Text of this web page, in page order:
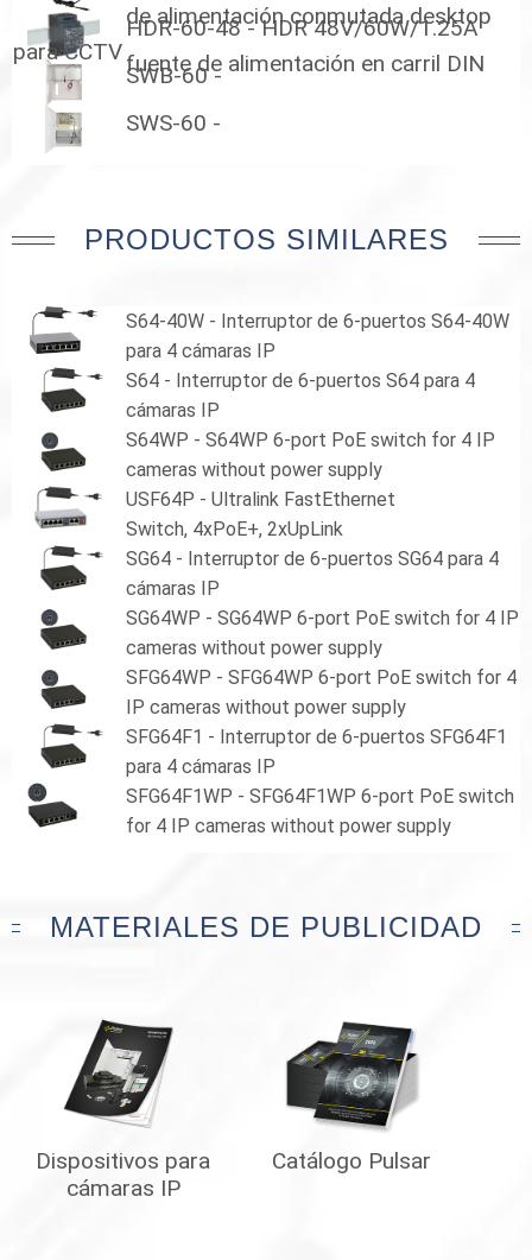
de alimentación conmutada desktop
para CCTV
HDR-60-48 - HDR 48V/60W/1.25A
fuente de alimentación en carril DIN
SWB-60 -
SWS-60 -
PRODUCTOS SIMILARES
S64-40W - Interruptor de 6-puertos S64-40W
para 4 cámaras IP
S64 - Interruptor de 6-puertos S64 para 4
cámaras IP
S64WP - S64WP 6-port PoE switch for 4 IP
cameras without power supply
USF64P - Ultralink FastEthernet
Switch, 4xPoE+, 2xUpLink
SG64 - Interruptor de 6-puertos SG64 para 4
cámaras IP
SG64WP - SG64WP 6-port PoE switch for 4 IP
cameras without power supply
SFG64WP - SFG64WP 6-port PoE switch for 4
IP cameras without power supply
SFG64F1 - Interruptor de 6-puertos SFG64F1
para 4 cámaras IP
SFG64F1WP - SFG64F1WP 6-port PoE switch
for 4 IP cameras without power supply
MATERIALES DE PUBLICIDAD
Dispositivos para
cámaras IP
Catálogo Pulsar